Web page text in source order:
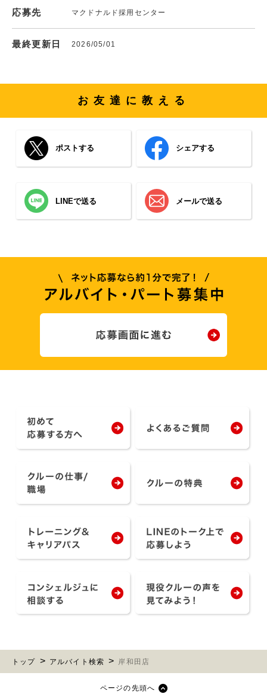
応募先 マクドナルド採用センター
最終更新日 2026/05/01
お友達に教える
ポストする シェアする
LINEで送る メールで送る
トップ アルバイト検索 岸和田店
ページの先頭へ